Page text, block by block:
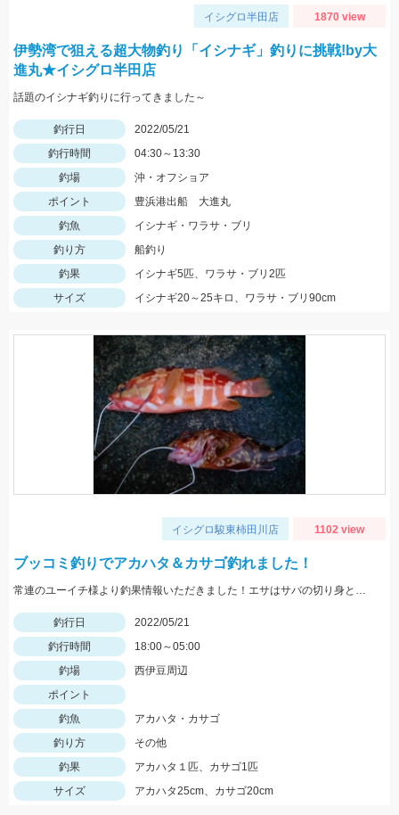
イシグロ半田店 1870 view
伊勢湾で狙える超大物釣り「イシナギ」釣りに挑戦!by大
進丸★イシグロ半田店
話題のイシナギ釣りに行ってきました～
釣行日
2022/05/21
釣行時間
04:30～13:30
釣場
沖・オフショア
ポイント
豊浜港出船 大進丸
釣魚
イシナギ・ワラサ・ブリ
釣り方
船釣り
釣果
イシナギ5匹、ワラサ・ブリ2匹
サイズ
イシナギ20～25キロ、ワラサ・ブリ90cm
イシグロ駿東柿田川店 1102 view
ブッコミ釣りでアカハタ＆カサゴ釣れました！
常連のユーイチ様より釣果情報いただきました！エサはサバの切り身とイカタンを使用。
釣行日
2022/05/21
釣行時間
18:00～05:00
釣場
西伊豆周辺
ポイント
釣魚
アカハタ・カサゴ
釣り方
その他
釣果
アカハタ１匹、カサゴ1匹
サイズ
アカハタ25cm、カサゴ20cm